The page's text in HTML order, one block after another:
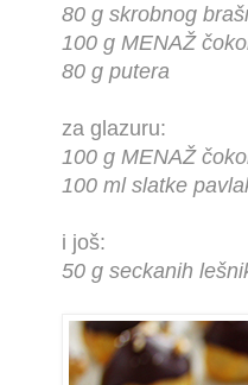
80 g skrobnog
100 g MENAŽ
80 g putera
za glazuru:
100 g MENAŽ
100 ml slatke
i još:
50 g seckanih